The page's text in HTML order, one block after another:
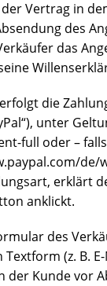
Vertrag in
des
das
die
unter
full oder –
erklärt
anklickt.
des
(z. B.
Kunde vor